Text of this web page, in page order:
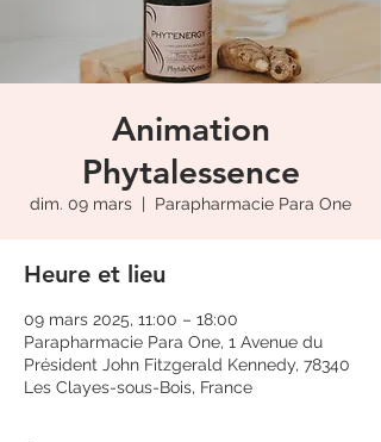
Animation
Phytalessence
dim. 09 mars
  |
Parapharmacie Para One
Heure et lieu
09 mars 2025, 11:00 – 18:00
Parapharmacie Para One, 1 Avenue du
Président John Fitzgerald Kennedy, 78340
Les Clayes-sous-Bois, France